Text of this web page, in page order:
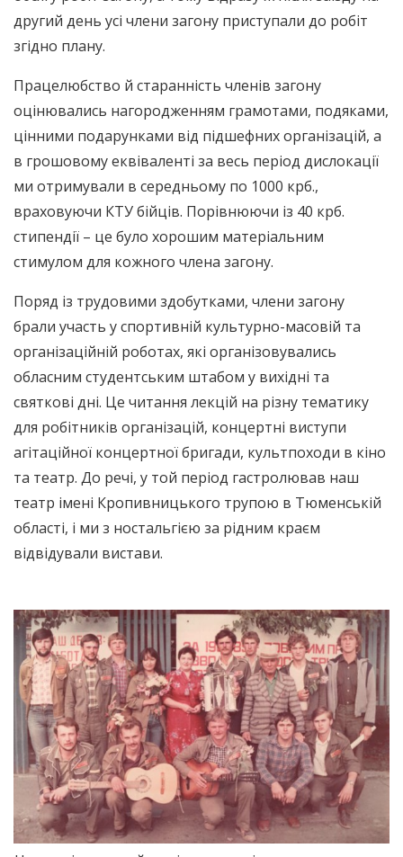
другий день усі члени загону приступали до робіт
згідно плану.
Працелюбство й старанність членів загону
оцінювались нагородженням грамотами, подяками,
цінними подарунками від підшефних організацій, а
в грошовому еквіваленті за весь період дислокації
ми отримували в середньому по 1000 крб.,
враховуючи КТУ бійців. Порівнюючи із 40 крб.
стипендії – це було хорошим матеріальним
стимулом для кожного члена загону.
Поряд із трудовими здобутками, члени загону
брали участь у спортивній культурно-масовій та
організаційній роботах, які організовувались
обласним студентським штабом у вихідні та
святкові дні. Це читання лекцій на різну тематику
для робітників організацій, концертні виступи
агітаційної концертної бригади, культпоходи в кіно
та театр. До речі, у той період гастролював наш
театр імені Кропивницького трупою в Тюменській
області, і ми з ностальгією за рідним краєм
відвідували вистави.